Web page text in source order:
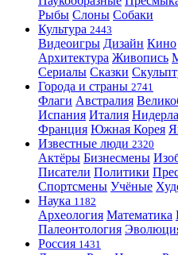
Рыбы Слоны Собаки
Культура 2443
Видеоигры Дизайн Кино
Архитектура Живопись
Сериалы Сказки
Города и страны 2741
Флаги Австралия
Испания Италия
Франция Южная Корея
Известные люди 2320
Актёры Бизнесмены
Писатели Политики
Спортсмены Учёные
Наука 1182
Археология Математика
Палеонтология
Россия 1431